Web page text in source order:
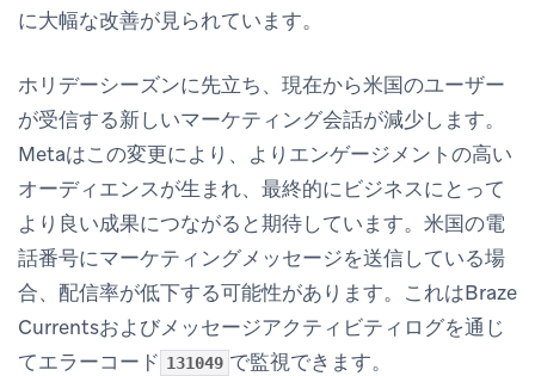
に大幅な改善が見られています。
ホリデーシーズンに先立ち、現在から米国のユーザー
が受信する新しいマーケティング会話が減少します。
Metaはこの変更により、よりエンゲージメントの高い
オーディエンスが生まれ、最終的にビジネスにとって
より良い成果につながると期待しています。米国の電
話番号にマーケティングメッセージを送信している場
合、配信率が低下する可能性があります。これはBraze
Currentsおよびメッセージアクティビティログを通じ
てエラーコード 131049 で監視できます。